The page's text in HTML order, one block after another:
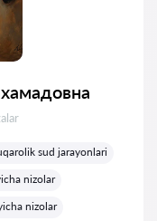
sud jarayonlari
nizolar
nizolar